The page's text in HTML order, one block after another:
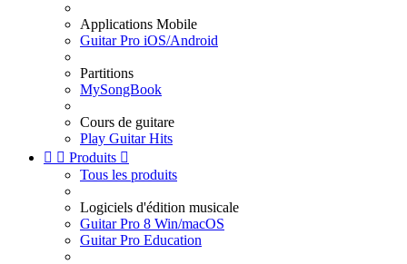
Applications Mobile
Guitar Pro iOS/Android
Partitions
MySongBook
Cours de guitare
Play Guitar Hits
  Produits 
Tous les produits
Logiciels d'édition musicale
Guitar Pro 8 Win/macOS
Guitar Pro Education